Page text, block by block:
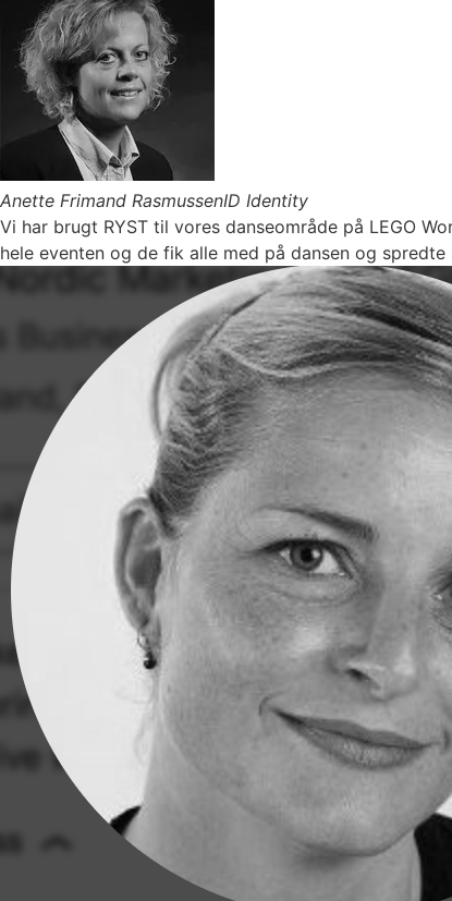
Anette Frimand RasmussenID Identity
Vi har brugt RYST til vores danseområde på LEGO
hele eventen og de fik alle med på dansen og